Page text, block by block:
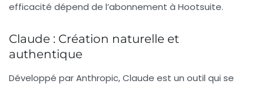
efficacité dépend de l’abonnement à Hootsuite.
Claude : Création naturelle et
authentique
Développé par Anthropic, Claude est un outil qui se